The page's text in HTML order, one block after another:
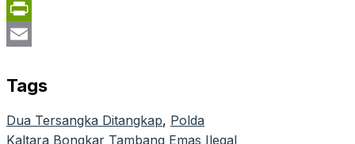
Telegram
PrintFriendly
Tags
Dua Tersangka Ditangkap, Polda
Kaltara Bongkar Tambang Emas Ilegal